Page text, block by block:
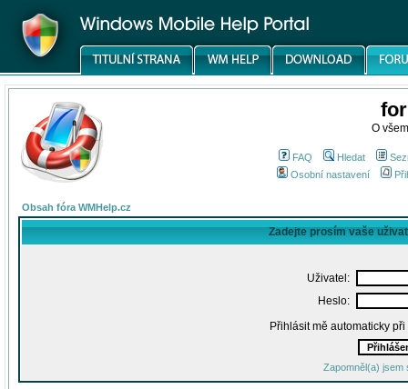
O
FAQ Hledat
Osobní nastavení
Obsah fóra WMHelp.cz
Zadejte prosím vaše
Uživatel:
Heslo:
Přihlásit mě automaticky
Zapomněl(a) jsem